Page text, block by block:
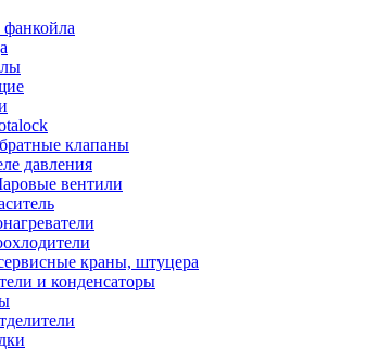
клапаны
давления
вентили
краны, штуцера
и конденсаторы